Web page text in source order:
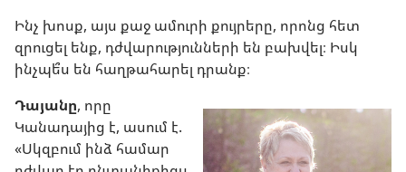
Ինչ խոսք, այս քաջ ամուրի քույրերը, որոնց հետ
զրուցել ենք, դժվարությունների են բախվել։ Իսկ
ինչպե՞ս են հաղթահարել դրանք։
Դայանը, որը
Կանադայից է, ասում է.
«Սկզբում ինձ համար